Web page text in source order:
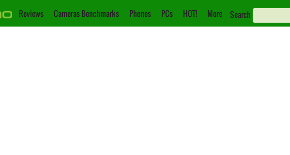
Reviews Cameras Benchmarks Phones PCs HOT! More Search